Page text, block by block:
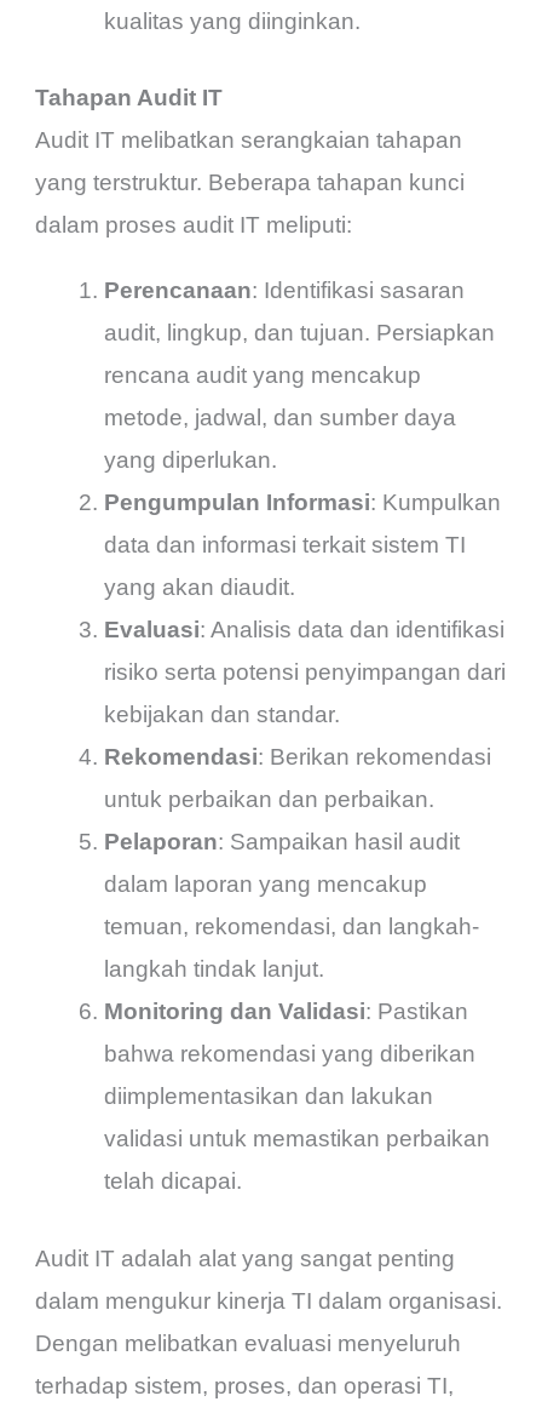
kualitas yang diinginkan.
Tahapan Audit IT
Audit IT melibatkan serangkaian tahapan
yang terstruktur. Beberapa tahapan kunci
dalam proses audit IT meliputi:
Perencanaan: Identifikasi sasaran
audit, lingkup, dan tujuan. Persiapkan
rencana audit yang mencakup
metode, jadwal, dan sumber daya
yang diperlukan.
Pengumpulan Informasi: Kumpulkan
data dan informasi terkait sistem TI
yang akan diaudit.
Evaluasi: Analisis data dan identifikasi
risiko serta potensi penyimpangan dari
kebijakan dan standar.
Rekomendasi: Berikan rekomendasi
untuk perbaikan dan perbaikan.
Pelaporan: Sampaikan hasil audit
dalam laporan yang mencakup
temuan, rekomendasi, dan langkah-
langkah tindak lanjut.
Monitoring dan Validasi: Pastikan
bahwa rekomendasi yang diberikan
diimplementasikan dan lakukan
validasi untuk memastikan perbaikan
telah dicapai.
Audit IT adalah alat yang sangat penting
dalam mengukur kinerja TI dalam organisasi.
Dengan melibatkan evaluasi menyeluruh
terhadap sistem, proses, dan operasi TI,